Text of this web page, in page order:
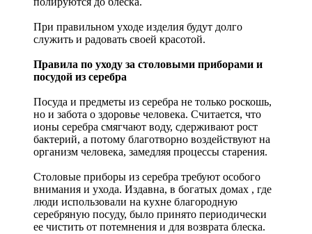
При правильном уходе изделия будут долго
служить и радовать своей красотой.
Правила по уходу за столовыми приборами и
посудой из серебра
Посуда и предметы из серебра не только роскошь,
но и забота о здоровье человека. Считается, что
ионы серебра смягчают воду, сдерживают рост
бактерий, а потому благотворно воздействуют на
организм человека, замедляя процессы старения.
Столовые приборы из серебра требуют особого
внимания и ухода. Издавна, в богатых домах , где
люди использовали на кухне благородную
серебряную посуду, было принято периодически
ее чистить от потемнения и для возврата блеска.